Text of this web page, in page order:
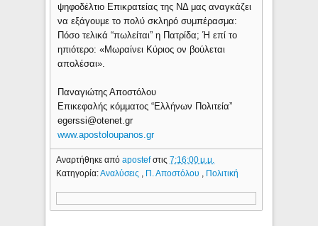
ψηφοδέλτιο Επικρατείας της ΝΔ μας αναγκάζει
να εξάγουμε το πολύ σκληρό συμπέρασμα:
Πόσο τελικά “πωλείται” η Πατρίδα; Ή επί το
ηπιότερο: «Μωραίνει Κύριος ον βούλεται
απολέσαι».
Παναγιώτης Αποστόλου
Επικεφαλής κόμματος “Ελλήνων Πολιτεία”
egerssi@otenet.gr
www.apostoloupanos.gr
Αναρτήθηκε απόapostefστις7:16:00 μ.μ.
Κατηγορία:Αναλύσεις , Π. Αποστόλου , Πολιτική